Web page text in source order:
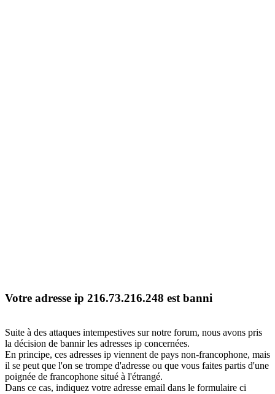
Votre adresse ip 216.73.216.248 est banni
Suite à des attaques intempestives sur notre forum, nous avons pris
la décision de bannir les adresses ip concernées.
En principe, ces adresses ip viennent de pays non-francophone, mais
il se peut que l'on se trompe d'adresse ou que vous faites partis d'une
poignée de francophone situé à l'étrangé.
Dans ce cas, indiquez votre adresse email dans le formulaire ci